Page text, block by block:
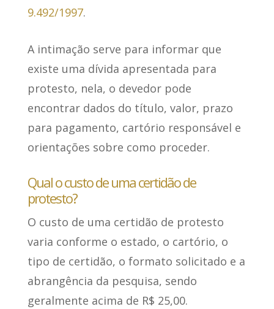
9.492/1997.
A intimação serve para informar que
existe uma dívida apresentada para
protesto, nela, o devedor pode
encontrar dados do título, valor, prazo
para pagamento, cartório responsável e
orientações sobre como proceder.
Qual o custo de uma certidão de
protesto?
O custo de uma certidão de protesto
varia conforme o estado, o cartório, o
tipo de certidão, o formato solicitado e a
abrangência da pesquisa, sendo
geralmente acima de R$ 25,00.